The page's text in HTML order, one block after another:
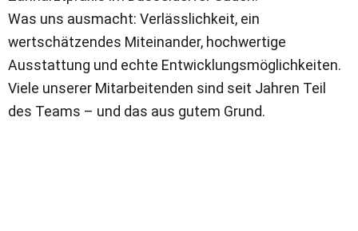
Was uns ausmacht: Verlässlichkeit, ein
wertschätzendes Miteinander, hochwertige
Ausstattung und echte Entwicklungsmöglichkeiten.
Viele unserer Mitarbeitenden sind seit Jahren Teil
des Teams – und das aus gutem Grund.